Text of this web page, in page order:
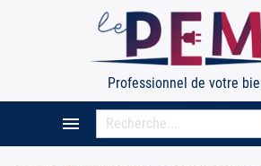
Professionnel de votre
